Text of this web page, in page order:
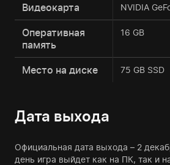
Видеокарта NVIDIA
Оперативная
память
16 GB
Место на диске 75 GB SSD
Дата выхода
Официальная дата выхода – 2
день игра выйдет как на ПК, так и